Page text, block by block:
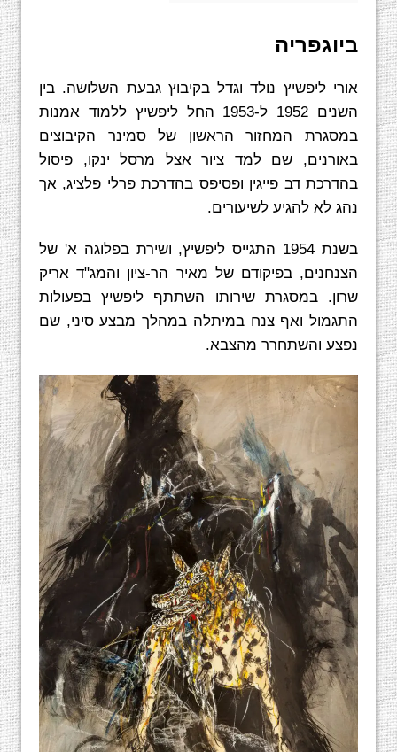
ביוגפריה
אורי ליפשיץ נולד וגדל בקיבוץ גבעת השלושה. בין
השנים 1952 ל-1953 החל ליפשיץ ללמוד אמנות
במסגרת המחזור הראשון של סמינר הקיבוצים
באורנים, שם למד ציור אצל מרסל ינקו, פיסול
בהדרכת דב פייגין ופסיפס בהדרכת פרלי פלציג, אך
נהג לא להגיע לשיעורים.
בשנת 1954 התגייס ליפשיץ, ושירת בפלוגה א' של
הצנחנים, בפיקודם של מאיר הר-ציון והמג"ד אריק
שרון. במסגרת שירותו השתתף ליפשיץ בפעולות
התגמול ואף צנח במיתלה במהלך מבצע סיני, שם
נפצע והשתחרר מהצבא.